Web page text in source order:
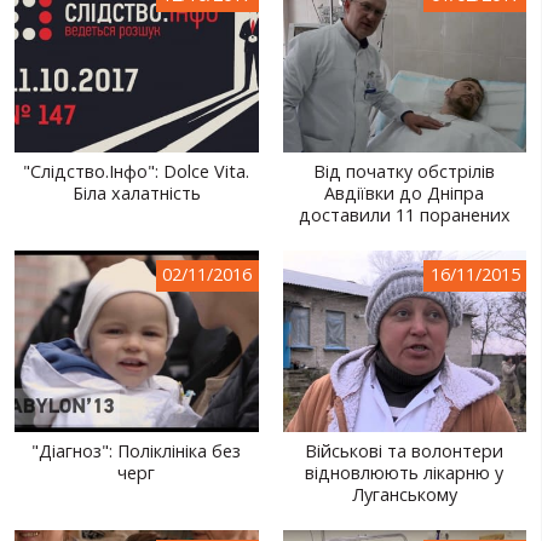
ПУБЛІЧНІ ЛЮДИ
"WINTER ON FIRE"
"Слідство.Інфо": Dolce Vita.
Біла халатність
Від початку обстрілів
Авдіївки до Дніпра
доставили 11 поранених
02/11/2016
"Діагноз": Поліклініка без
черг
16/11/2015
Військові та волонтери
відновлюють лікарню у
Луганському